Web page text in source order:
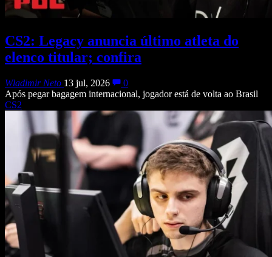
CS2: Legacy anuncia último atleta do
elenco titular; confira
Wladimir Neto 13 jul, 2026
0
Após pegar bagagem internacional, jogador está de volta ao Brasil
CS2